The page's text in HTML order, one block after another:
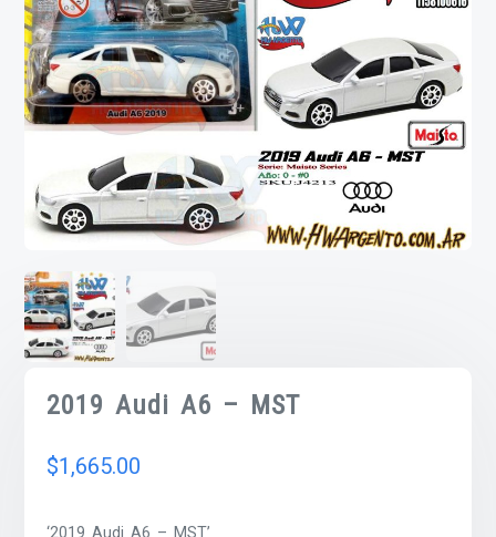
2019 Audi A6 – MST
$1,665.00
‘2019 Audi A6 – MST’